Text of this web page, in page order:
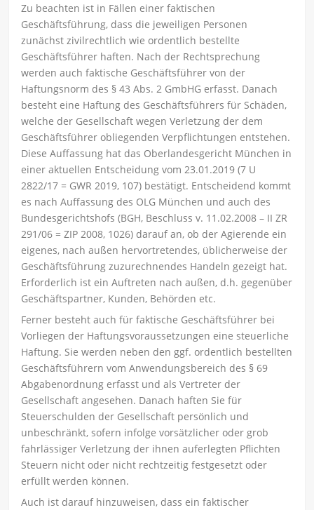
Zu beachten ist in Fällen einer faktischen
Geschäftsführung, dass die jeweiligen Personen
zunächst zivilrechtlich wie ordentlich bestellte
Geschäftsführer haften. Nach der Rechtsprechung
werden auch faktische Geschäftsführer von der
Haftungsnorm des § 43 Abs. 2 GmbHG erfasst. Danach
besteht eine Haftung des Geschäftsführers für Schäden,
welche der Gesellschaft wegen Verletzung der dem
Geschäftsführer obliegenden Verpflichtungen entstehen.
Diese Auffassung hat das Oberlandesgericht München in
einer aktuellen Entscheidung vom 23.01.2019 (7 U
2822/17 = GWR 2019, 107) bestätigt. Entscheidend kommt
es nach Auffassung des OLG München und auch des
Bundesgerichtshofs (BGH, Beschluss v. 11.02.2008 – II ZR
291/06 = ZIP 2008, 1026) darauf an, ob der Agierende ein
eigenes, nach außen hervortretendes, üblicherweise der
Geschäftsführung zuzurechnendes Handeln gezeigt hat.
Erforderlich ist ein Auftreten nach außen, d.h. gegenüber
Geschäftspartner, Kunden, Behörden etc.
Ferner besteht auch für faktische Geschäftsführer bei
Vorliegen der Haftungsvoraussetzungen eine steuerliche
Haftung. Sie werden neben den ggf. ordentlich bestellten
Geschäftsführern vom Anwendungsbereich des § 69
Abgabenordnung erfasst und als Vertreter der
Gesellschaft angesehen. Danach haften Sie für
Steuerschulden der Gesellschaft persönlich und
unbeschränkt, sofern infolge vorsätzlicher oder grob
fahrlässiger Verletzung der ihnen auferlegten Pflichten
Steuern nicht oder nicht rechtzeitig festgesetzt oder
erfüllt werden können.
Auch ist darauf hinzuweisen, dass ein faktischer